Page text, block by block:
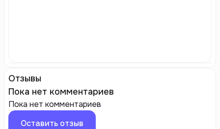
Отзывы
Пока нет комментариев
Пока нет комментариев
Оставить отзыв